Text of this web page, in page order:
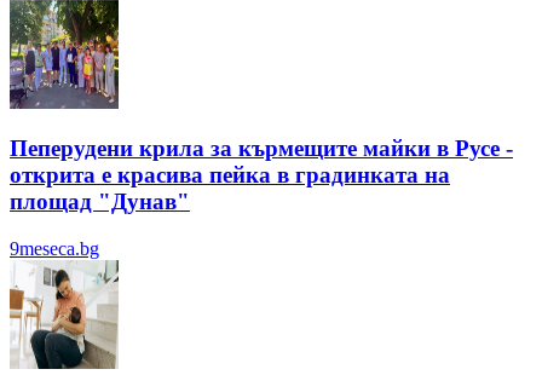
Пеперудени крила за кърмещите майки в Русе -
открита е красива пейка в градинката на
площад "Дунав"
9meseca.bg